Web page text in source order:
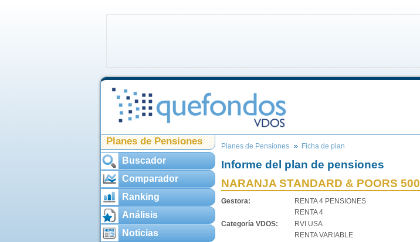
Planes de Pensiones
Buscador
Comparador
Ranking
Análisis
Noticias
Planes de Pensiones Ficha de plan
Informe del plan de pensiones
NARANJA STANDARD & POORS 500
Gestora:
RENTA 4 PENSIONES
RENTA 4
Categoría VDOS:
RVI USA
RENTA VARIABLE